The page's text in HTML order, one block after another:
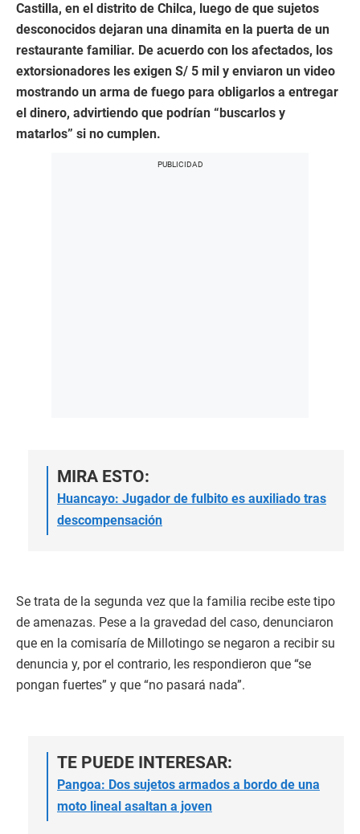
Castilla, en el distrito de Chilca, luego de que sujetos
desconocidos dejaran una dinamita en la puerta de un
restaurante familiar. De acuerdo con los afectados, los
extorsionadores les exigen S/ 5 mil y enviaron un video
mostrando un arma de fuego para obligarlos a entregar
el dinero, advirtiendo que podrían “buscarlos y
matarlos” si no cumplen.
MIRA ESTO:
Huancayo: Jugador de fulbito es auxiliado tras
descompensación
Se trata de la segunda vez que la familia recibe este tipo
de amenazas. Pese a la gravedad del caso, denunciaron
que en la comisaría de Millotingo se negaron a recibir su
denuncia y, por el contrario, les respondieron que “se
pongan fuertes” y que “no pasará nada”.
TE PUEDE INTERESAR:
Pangoa: Dos sujetos armados a bordo de una
moto lineal asaltan a joven